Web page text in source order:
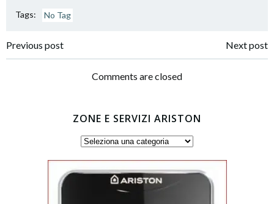
Tags: No Tag
Post
navigation
Previous post
navigation
Next post
Comments are closed
ZONE E SERVIZI ARISTON
Zone
servizi
Ariston